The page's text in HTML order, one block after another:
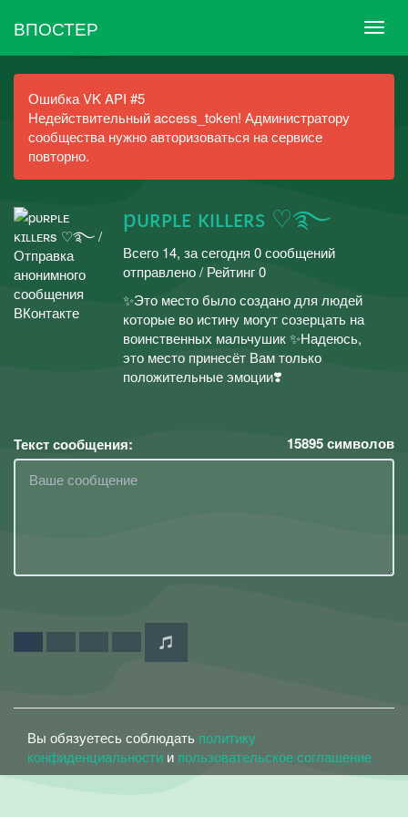
ВПОСТЕР
Ошибка VK API #5
Недействительный access_token! Администратору
сообщества нужно авторизоваться на сервисе
повторно.
pᴜʀᴩʟᴇ ᴋɪʟʟᴇʀs ♡࿐
Всего 14, за сегодня 0 сообщений
отправлено / Рейтинг 0
✨Это место было создано для людей
которые во истину могут созерцать на
воинственных мальчушик ✨Надеюсь,
это место принесёт Вам только
положительные эмоции❣️
Текст сообщения: 15895символов
Вы обязуетесь соблюдать политику
конфиденциальности и пользовательское соглашение